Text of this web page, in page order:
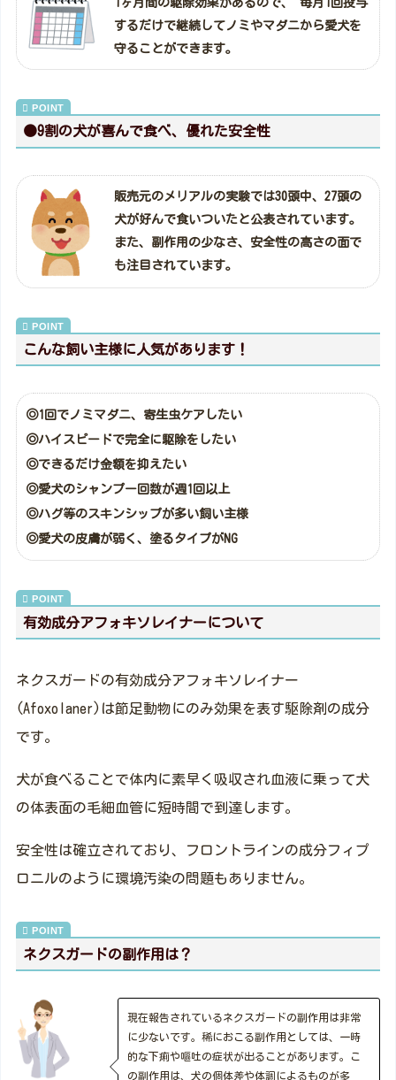
1ヶ月間の駆除効果があるので、 毎月1回投与
するだけで継続してノミやマダニから愛犬を
守ることができます。
●9割の犬が喜んで食べ、優れた安全性
販売元のメリアルの実験では30頭中、27頭の
犬が好んで食いついたと公表されています。
また、副作用の少なさ、安全性の高さの面で
も注目されています。
こんな飼い主様に人気があります！
◎1回でノミマダニ、寄生虫ケアしたい
◎ハイスピードで完全に駆除をしたい
◎できるだけ金額を抑えたい
◎愛犬のシャンプー回数が週1回以上
◎ハグ等のスキンシップが多い飼い主様
◎愛犬の皮膚が弱く、塗るタイプがNG
有効成分アフォキソレイナーについて
ネクスガードの有効成分アフォキソレイナー
(Afoxolaner)は節足動物にのみ効果を表す駆除剤の成分
です。
犬が食べることで体内に素早く吸収され血液に乗って犬
の体表面の毛細血管に短時間で到達します。
安全性は確立されており、フロントラインの成分フィプ
ロニルのように環境汚染の問題もありません。
ネクスガードの副作用は？
現在報告されているネクスガードの副作用は非常
に少ないです。稀におこる副作用としては、一時
的な下痢や嘔吐の症状が出ることがあります。こ
の副作用は、犬の個体差や体調によるものが多